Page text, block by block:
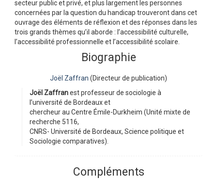
secteur public et privé, et plus largement les personnes
concernées par la question du handicap trouveront dans cet
ouvrage des éléments de réflexion et des réponses dans les
trois grands thèmes qu’il aborde : l’accessibilité culturelle,
l’accessibilité professionnelle et l’accessibilité scolaire.
Biographie
Joël Zaffran (Directeur de publication)
Joël Zaffranest professeur de sociologie à
l’université de Bordeaux et
chercheur au Centre Émile-Durkheim (Unité mixte de
recherche 5116,
CNRS- Université de Bordeaux, Science politique et
Sociologie comparatives).
Compléments